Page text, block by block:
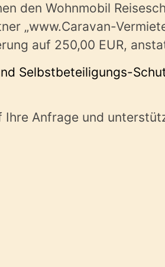
den Wohnmobil
„www.Caravan-
auf 250,00 EUR,
Selbstbeteiligungs-
Ihre Anfrage und